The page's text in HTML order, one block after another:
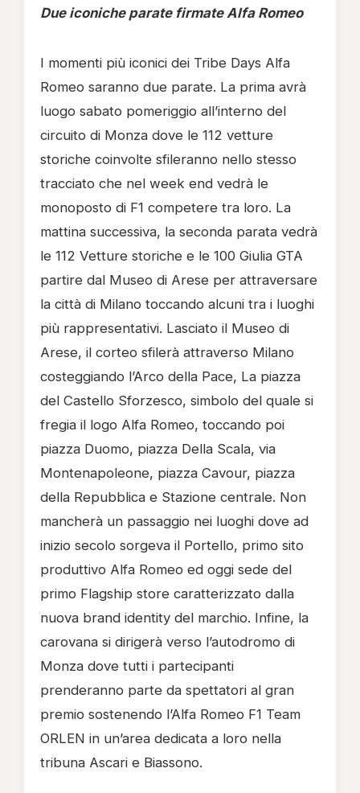
Due iconiche parate firmate Alfa Romeo
I momenti più iconici dei Tribe Days Alfa
Romeo saranno due parate. La prima avrà
luogo sabato pomeriggio all’interno del
circuito di Monza dove le 112 vetture
storiche coinvolte sfileranno nello stesso
tracciato che nel week end vedrà le
monoposto di F1 competere tra loro. La
mattina successiva, la seconda parata vedrà
le 112 Vetture storiche e le 100 Giulia GTA
partire dal Museo di Arese per attraversare
la città di Milano toccando alcuni tra i luoghi
più rappresentativi. Lasciato il Museo di
Arese, il corteo sfilerà attraverso Milano
costeggiando l’Arco della Pace, La piazza
del Castello Sforzesco, simbolo del quale si
fregia il logo Alfa Romeo, toccando poi
piazza Duomo, piazza Della Scala, via
Montenapoleone, piazza Cavour, piazza
della Repubblica e Stazione centrale. Non
mancherà un passaggio nei luoghi dove ad
inizio secolo sorgeva il Portello, primo sito
produttivo Alfa Romeo ed oggi sede del
primo Flagship store caratterizzato dalla
nuova brand identity del marchio. Infine, la
carovana si dirigerà verso l’autodromo di
Monza dove tutti i partecipanti
prenderanno parte da spettatori al gran
premio sostenendo l’Alfa Romeo F1 Team
ORLEN in un’area dedicata a loro nella
tribuna Ascari e Biassono.